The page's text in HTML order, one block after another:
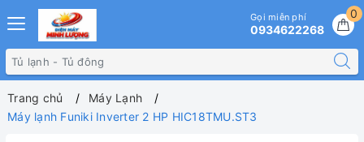
0
Gọi miễn phí
0934622268
Trang chủ
Máy Lạnh
Máy lạnh Funiki Inverter 2 HP HIC18TMU.ST3